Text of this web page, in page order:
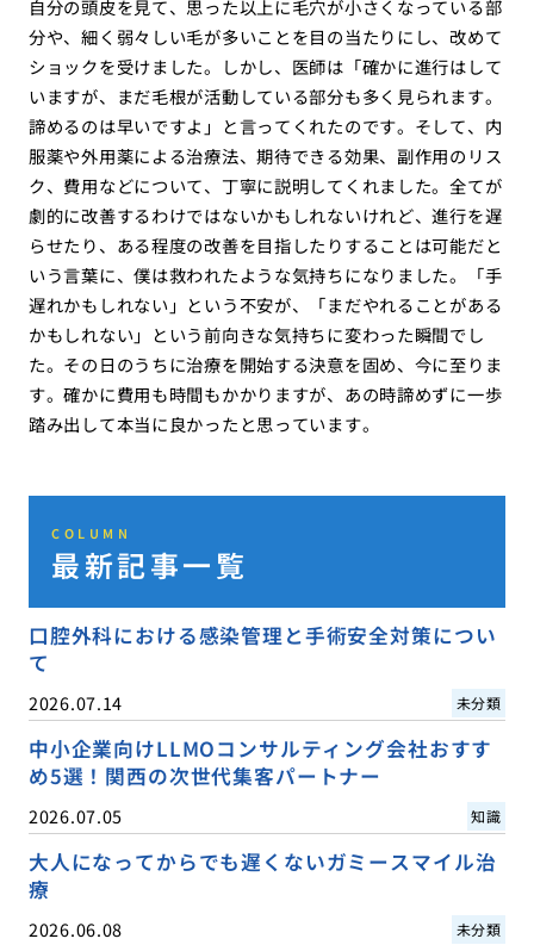
自分の頭皮を見て、思った以上に毛穴が小さくなっている部
分や、細く弱々しい毛が多いことを目の当たりにし、改めて
ショックを受けました。しかし、医師は「確かに進行はして
いますが、まだ毛根が活動している部分も多く見られます。
諦めるのは早いですよ」と言ってくれたのです。そして、内
服薬や外用薬による治療法、期待できる効果、副作用のリス
ク、費用などについて、丁寧に説明してくれました。全てが
劇的に改善するわけではないかもしれないけれど、進行を遅
らせたり、ある程度の改善を目指したりすることは可能だと
いう言葉に、僕は救われたような気持ちになりました。「手
遅れかもしれない」という不安が、「まだやれることがある
かもしれない」という前向きな気持ちに変わった瞬間でし
た。その日のうちに治療を開始する決意を固め、今に至りま
す。確かに費用も時間もかかりますが、あの時諦めずに一歩
踏み出して本当に良かったと思っています。
COLUMN
最新記事一覧
口腔外科における感染管理と手術安全対策につい
て
2026.07.14 未分類
中小企業向けLLMOコンサルティング会社おすす
め5選！関西の次世代集客パートナー
2026.07.05 知識
大人になってからでも遅くないガミースマイル治
療
2026.06.08 未分類